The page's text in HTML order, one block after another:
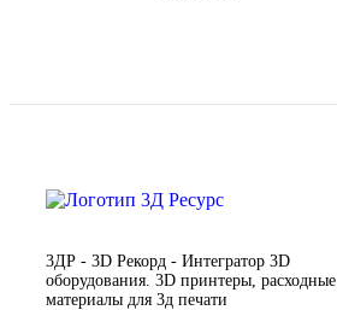
3ДР - 3D Рекорд - Интегратор 3D
оборудования. 3D принтеры, расходные
материалы для 3д печати